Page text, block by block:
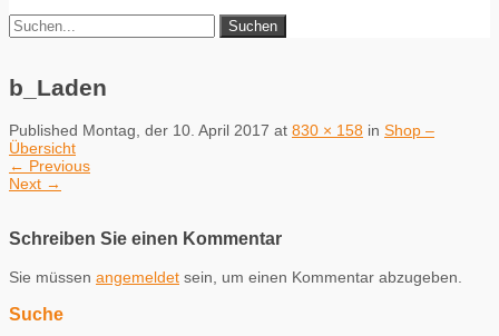
b_Laden
Published Montag, der 10. April 2017 at 830 × 158 in Shop –
Übersicht
← Previous
Next →
Schreiben Sie einen Kommentar
Sie müssen angemeldet sein, um einen Kommentar abzugeben.
Suche